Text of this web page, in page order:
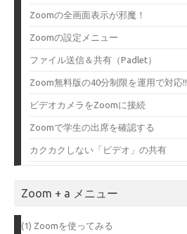
Zoomの全画面表示が邪魔！
Zoomの設定メニュー
ファイル送信＆共有（Padlet）
Zoom無料版の40分制限を運用で対応!!
ビデオカメラをZoomに接続
Zoomで学生の出席を確認する
カクカクしない「ビデオ」の共有
Zoom + a メニュー
(1) Zoomを使ってみる